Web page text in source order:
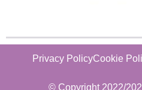
Privacy PolicyCookie
© Copyright 2022/